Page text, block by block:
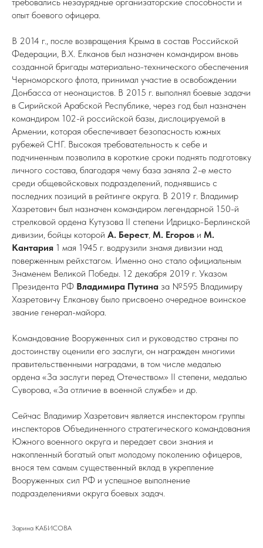
опыт боевого офицера.
В 2014 г., после возвращения Крыма в состав Российской
Федерации, В.Х. Елканов был назначен командиром вновь
созданной бригады материально-технического обеспечения
Черноморского флота, принимал участие в освобождении
Донбасса от неонацистов. В 2015 г. выполнял боевые задачи
в Сирийской Арабской Республике, через год был назначен
командиром 102-й российской базы, дислоцируемой в
Армении, которая обеспечивает безопасность южных
рубежей СНГ. Высокая требовательность к себе и
подчиненным позволила в короткие сроки поднять подготовку
личного состава, благодаря чему база заняла 2-е место
среди общевойсковых подразделений, поднявшись с
последних позиций в рейтинге округа. В 2019 г. Владимир
Хазретович был назначен командиром легендарной 150-й
стрелковой ордена Кутузова ІІ степени Идрицко-Берлинской
дивизии, бойцы которой А. Берест, М. Егоров и М.
Кантария 1 мая 1945 г. водрузили знамя дивизии над
поверженным рейхстагом. Именно оно стало официальным
Знаменем Великой Победы. 12 декабря 2019 г. Указом
Президента РФ Владимира Путина за №595 Владимиру
Хазретовичу Елканову было присвоено очередное воинское
звание генерал-майора.
Командование Вооруженных сил и руководство страны по
достоинству оценили его заслуги, он награжден многими
правительственными наградами, в том числе медалью
ордена «За заслуги перед Отечеством» ІІ степени, медалью
Суворова, «За отличие в военной службе» и др.
Сейчас Владимир Хазретович является инспектором группы
инспекторов Объединенного стратегического командования
Южного военного округа и передает свои знания и
накопленный богатый опыт молодому поколению офицеров,
внося тем самым существенный вклад в укрепление
Вооруженных сил РФ и успешное выполнение
подразделениями округа боевых задач.
Зарина КАБИСОВА